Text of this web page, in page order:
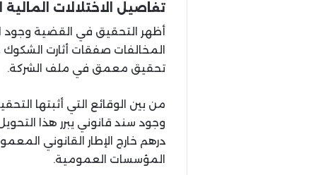
تفاصيل الاختلالات
المخالفات صفقات أثارت
تحقيق معمق في ملف الشركة.
درهم خارج الإطار القانوني
المؤسسات العمومية.